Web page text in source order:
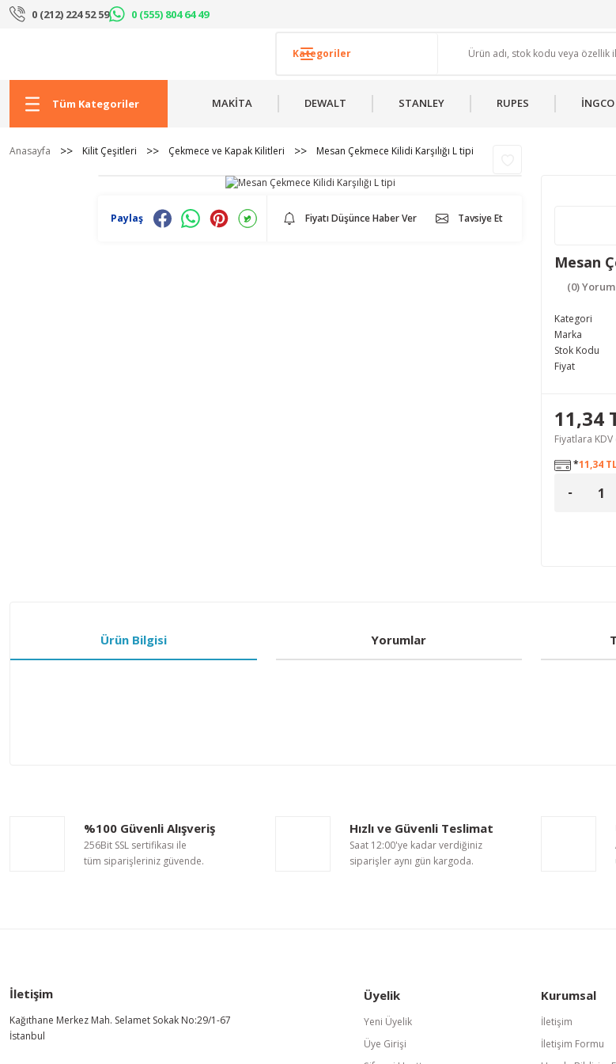
0 (212) 224 52 59 0 (555) 804 64 49
Tüm Kategoriler MAKİTA DEWALT STANLEY RUPES İNGCO
Anasayfa Kilit Çeşitleri Çekmece ve Kapak Kilitleri Mesan Çekmece Kilidi Karşılığı L tipi
Paylaş Fiyatı Düşünce Haber Ver Tavsiye Et
Mesan
(0)
Kategori
Marka
Stok Kodu
Fiyat
11,34
Fiyatlara
*11,34
Ürün Bilgisi Yorumlar
Ürün açıklamasında eksik bilgiler bulunuyor.
Ürün bilgilerinde hatalar bulunuyor.
%100 Güvenli Alışveriş
256Bit SSL sertifikası ile
tüm siparişleriniz güvende.
Hızlı ve Güvenli Teslimat
Saat 12:00'ye kadar verdiğiniz
siparişler aynı gün kargoda.
İletişim
Kağıthane Merkez Mah. Selamet Sokak No:29/1-67
İstanbul
Üyelik
Yeni Üyelik
Üye Girişi
Kurumsal
İletişim
İletişim Formu